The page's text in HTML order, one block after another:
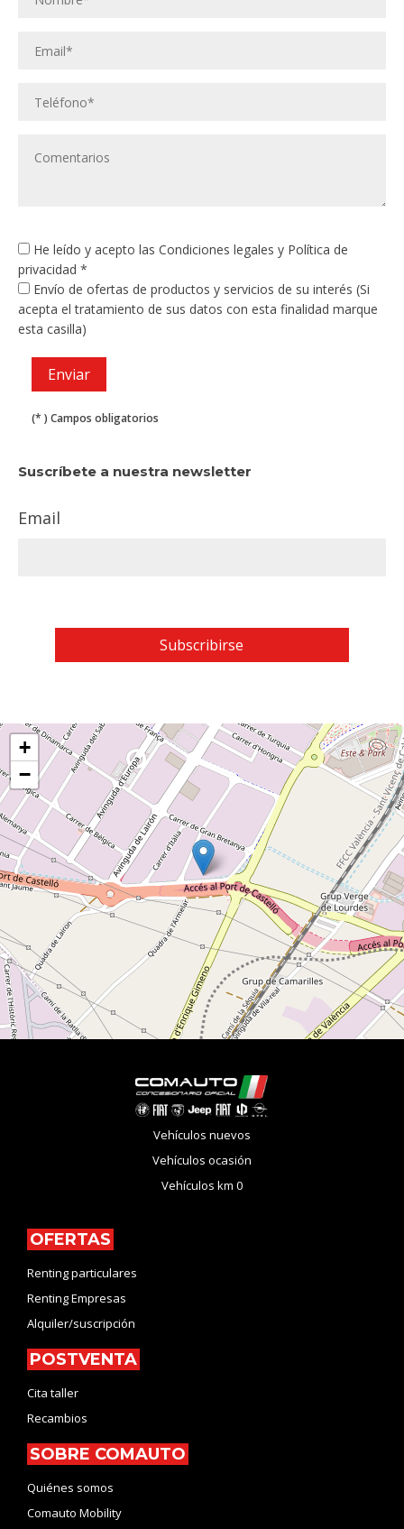
He leído y acepto las Condiciones legales y Política de
privacidad *
Envío de ofertas de productos y servicios de su interés (Si
acepta el tratamiento de sus datos con esta finalidad marque
esta casilla)
(* ) Campos obligatorios
Suscríbete a nuestra newsletter
Email
+
−
Vehículos nuevos
Vehículos ocasión
Vehículos km 0
OFERTAS
Renting particulares
Renting Empresas
Alquiler/suscripción
POSTVENTA
Cita taller
Recambios
SOBRE COMAUTO
Quiénes somos
Comauto Mobility